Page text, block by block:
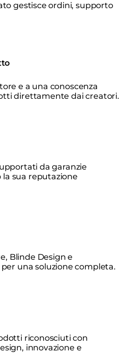
gestisce ordini, supporto
e a una conoscenza
direttamente dai creatori.
da garanzie
sua reputazione
Blinde Design e
per una soluzione completa.
riconosciuti con
innovazione e